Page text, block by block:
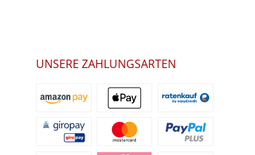
UNSERE ZAHLUNGSARTEN